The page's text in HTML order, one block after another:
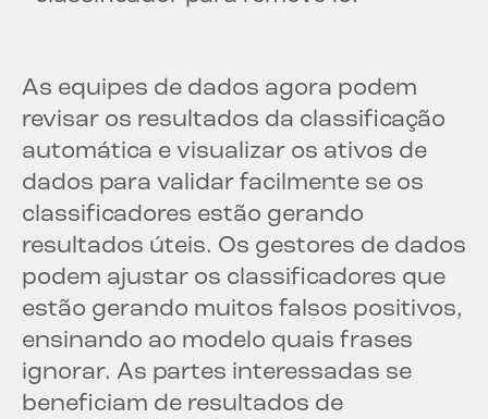
As equipes de dados agora podem
revisar os resultados da classificação
automática e visualizar os ativos de
dados para validar facilmente se os
classificadores estão gerando
resultados úteis. Os gestores de dados
podem ajustar os classificadores que
estão gerando muitos falsos positivos,
ensinando ao modelo quais frases
ignorar. As partes interessadas se
beneficiam de resultados de